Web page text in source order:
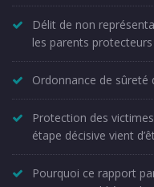
Délit de non
les parents protecteurs
Ordonnance de sûreté
Protection des
étape décisive vient
Pourquoi ce rapport